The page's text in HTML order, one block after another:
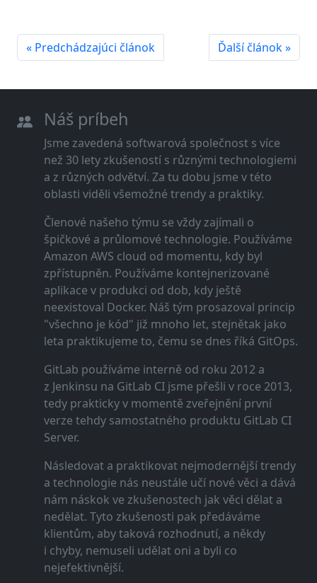
« Predchádzajúci článok Ďalší článok »
Náš príbeh
Jsme zavedená softwarová společnost s více
než 30 lety zkušeností s různými technologiemi
a z různých odvětví. Za tu dobu jsme v této
oblasti viděli všemožné trendy a praktiky.
Členové našeho týmu se vždy zajímali o
špičkové a průlomové technologie. Používáme
Amazon AWS cloud od momentu, kdy byl
zpřístupněn. Používáme kontejnerizované
aplikace v produkci od dob, kdy ještě
neexistoval Docker. Náš tým prosazoval princip
"všechno je kód" již mnoho let, stejnětak jako
leta praktikujeme to, čemu se dnes říká GitOps.
GitLab používáme interně od roku 2012 a
z Jenkinsu na GitLab CI jsme přešli v roce 2013,
tedy prakticky v momentě zveřejnění první
verze tehdy samostatného produktu GitLab CI
Server.
Následovat a praktikovat nejmodernější trendy
a technologie nás neustále učí nové věci a dává
nám náskok ve zkušenostech jak věci dělat a
nedělat. Tyto zkušenosti pak předáváme
klientům, aby taková rozhodnutí, a někdy
i chyby, nemuseli udělat oni a byli co
nejefektivnější.